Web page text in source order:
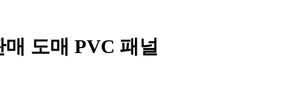
도매 PVC 패널